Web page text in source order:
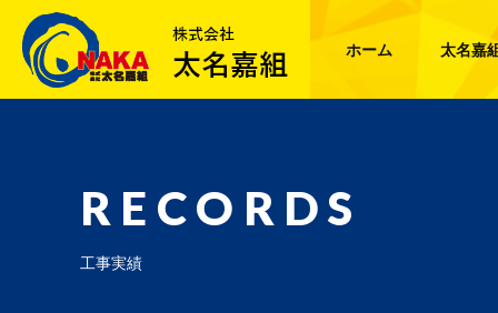
ホーム 太名嘉
RECORDS
工事実績